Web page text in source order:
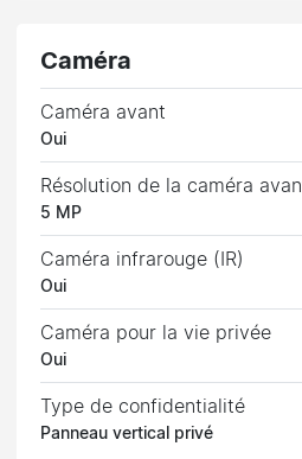
Caméra
Caméra avant
Oui
Résolution de la caméra
5 MP
Caméra infrarouge (IR)
Oui
Caméra pour la vie privée
Oui
Type de confidentialité
Panneau vertical privé